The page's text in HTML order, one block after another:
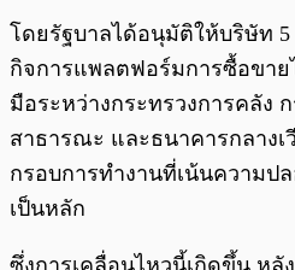
โดยรัฐบาลได้อนุมัติให้บริษัท
กิจการแพลตฟอร์มการซื้อขา
มือระหว่างกระทรวงการคลัง
สาธารณะ และธนาคารกลาง
กรอบการทำงานที่เน้นความป
เป็นหลัก